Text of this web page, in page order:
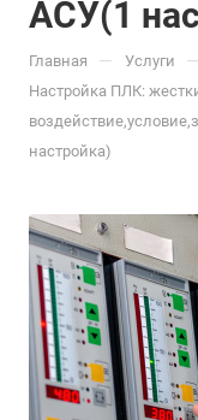
АСУ(1
Главная — Услуги —
Настройка ПЛК:
настройка)